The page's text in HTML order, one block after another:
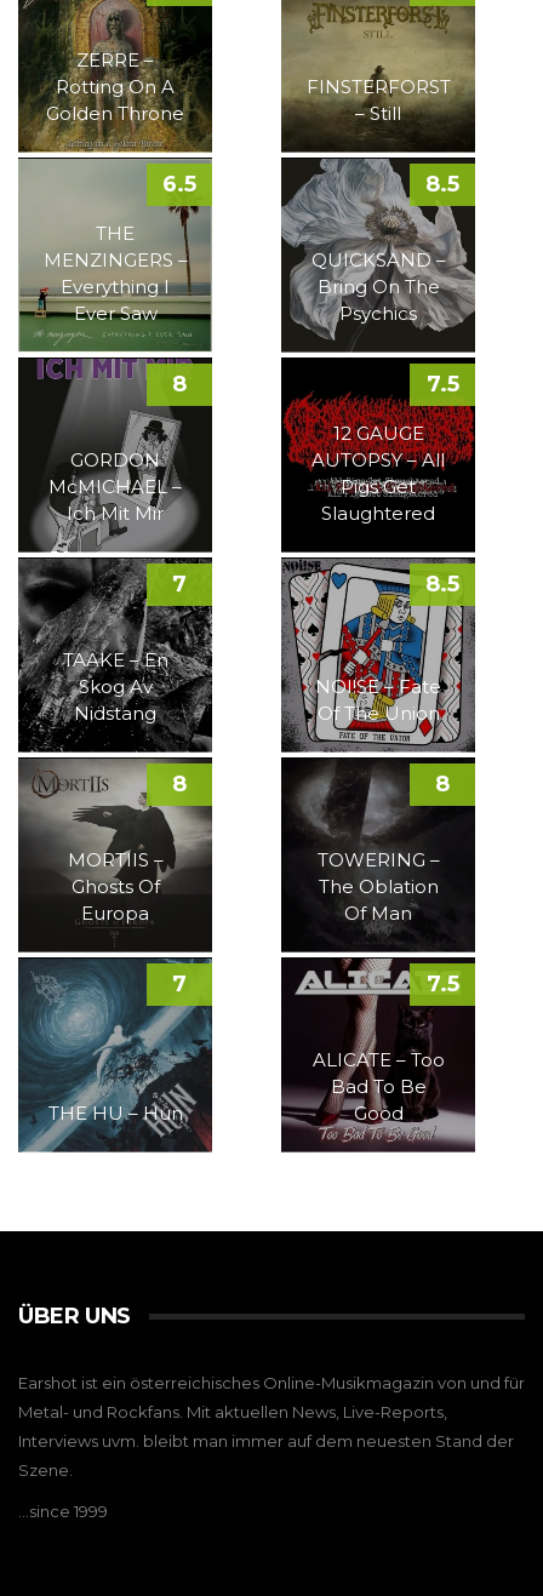
ZERRE –
Rotting On A
Golden Throne
FINSTERFORST
– Still
THE
MENZINGERS –
Everything I
Ever Saw
6.5
QUICKSAND –
Bring On The
Psychics
8.5
GORDON
McMICHAEL –
Ich Mit Mir
8
12 GAUGE
AUTOPSY – All
Pigs Get
Slaughtered
7.5
TAAKE – En
Skog Av
Nidstang
7
NOI!SE – Fate
Of The Union
8.5
MORTIIS –
Ghosts Of
Europa
8
TOWERING –
The Oblation
Of Man
8
THE HU – Hun
7
ALICATE – Too
Bad To Be
Good
7.5
ÜBER UNS
Earshot ist ein österreichisches Online-Musikmagazin von und für
Metal- und Rockfans. Mit aktuellen News, Live-Reports,
Interviews uvm. bleibt man immer auf dem neuesten Stand der
Szene.
…since 1999